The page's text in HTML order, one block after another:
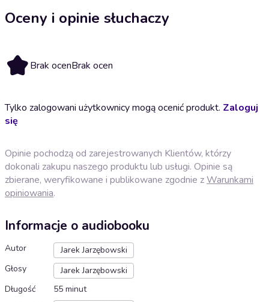
Oceny i opinie słuchaczy
Brak ocenBrak ocen
Tylko zalogowani użytkownicy mogą ocenić produkt. Zaloguj
się
Opinie pochodzą od zarejestrowanych Klientów, którzy
dokonali zakupu naszego produktu lub usługi. Opinie są
zbierane, weryfikowane i publikowane zgodnie zWarunkami
opiniowania.
Informacje o audiobooku
Autor
Jarek Jarzębowski
Głosy
Jarek Jarzębowski
Długość
55 minut